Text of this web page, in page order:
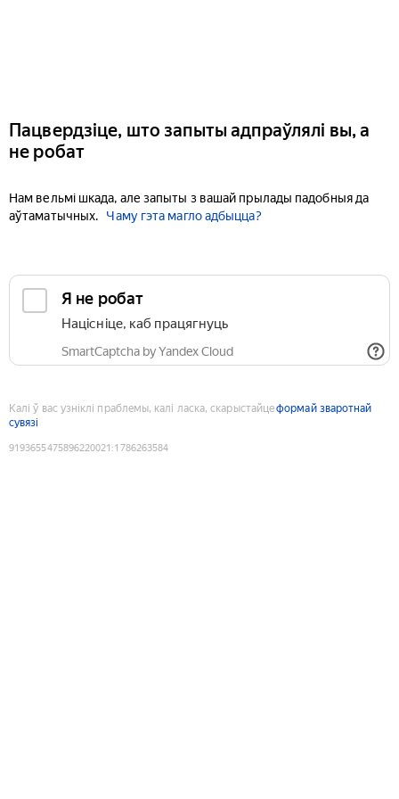
Пацвердзіце, што запыты адпраўлялі вы, а
не робат
Нам вельмі шкада, але запыты з вашай прылады падобныя да
аўтаматычных.
Чаму гэта магло адбыцца?
Я не робат
Націсніце, каб працягнуць
SmartCaptcha by Yandex Cloud
Калі ў вас узніклі праблемы, калі ласка, скарыстайцеформай зваротнай
сувязі
9193655475896220021 :1786263584